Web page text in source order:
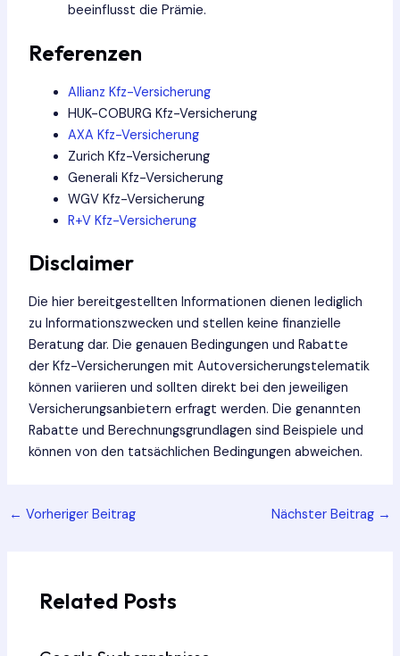
beeinflusst die Prämie.
Referenzen
Allianz Kfz-Versicherung
HUK-COBURG Kfz-Versicherung
AXA Kfz-Versicherung
Zurich Kfz-Versicherung
Generali Kfz-Versicherung
WGV Kfz-Versicherung
R+V Kfz-Versicherung
Disclaimer
Die hier bereitgestellten Informationen dienen lediglich
zu Informationszwecken und stellen keine finanzielle
Beratung dar. Die genauen Bedingungen und Rabatte
der Kfz-Versicherungen mit Autoversicherungstelematik
können variieren und sollten direkt bei den jeweiligen
Versicherungsanbietern erfragt werden. Die genannten
Rabatte und Berechnungsgrundlagen sind Beispiele und
können von den tatsächlichen Bedingungen abweichen.
Post
← Vorheriger Beitrag Nächster Beitrag →
Related Posts